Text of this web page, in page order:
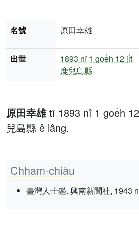
原田幸雄tī 1893 nî 1 goe̍h
兒島縣 ê lâng.
Chham-chiàu
臺灣人士鑑. 興南新聞社, 1943
名號 原田幸雄
出世 1893 nî 1 goe̍h 12 ji̍t
鹿兒島縣